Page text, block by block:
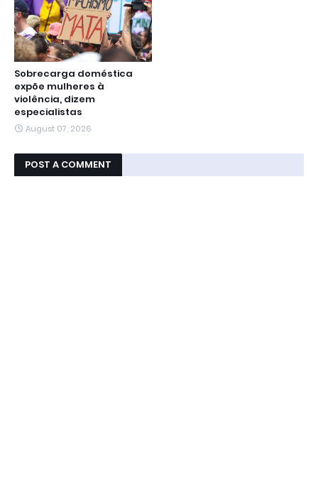
Sobrecarga doméstica
expõe mulheres à
violência, dizem
especialistas
August 07, 2026
POST A COMMENT